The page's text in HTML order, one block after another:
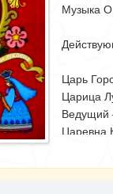
Музыка
Царь
Царица
Ведущий
Царевна
Король